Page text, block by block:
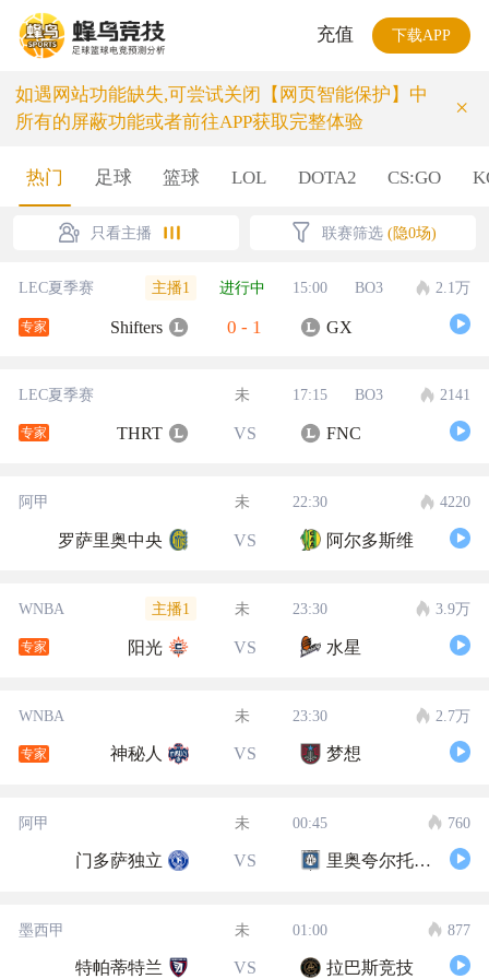
充值 下载APP
如遇网站功能缺失,可尝试关闭【网页智能保护】中
所有的屏蔽功能或者前往APP获取完整体验
×
热门 足球 篮球 LOL DOTA2 CS:GO
只看主播 联赛筛选 (隐0场)
LEC夏季赛 主播1 进行中 15:00 BO3 2.1万
专家 Shifters 0 - 1 GX
LEC夏季赛 未 17:15 BO3 2141
专家 THRT VS FNC
阿甲 未 22:30 4220
罗萨里奥中央 VS 阿尔多斯维
WNBA 主播1 未 23:30 3.9万
专家 阳光 VS 水星
WNBA 未 23:30 2.7万
专家 神秘人 VS 梦想
阿甲 未 00:45 760
门多萨独立 VS 里奥夸尔托学生队
墨西甲 未 01:00 877
特帕蒂特兰 VS 拉巴斯竞技